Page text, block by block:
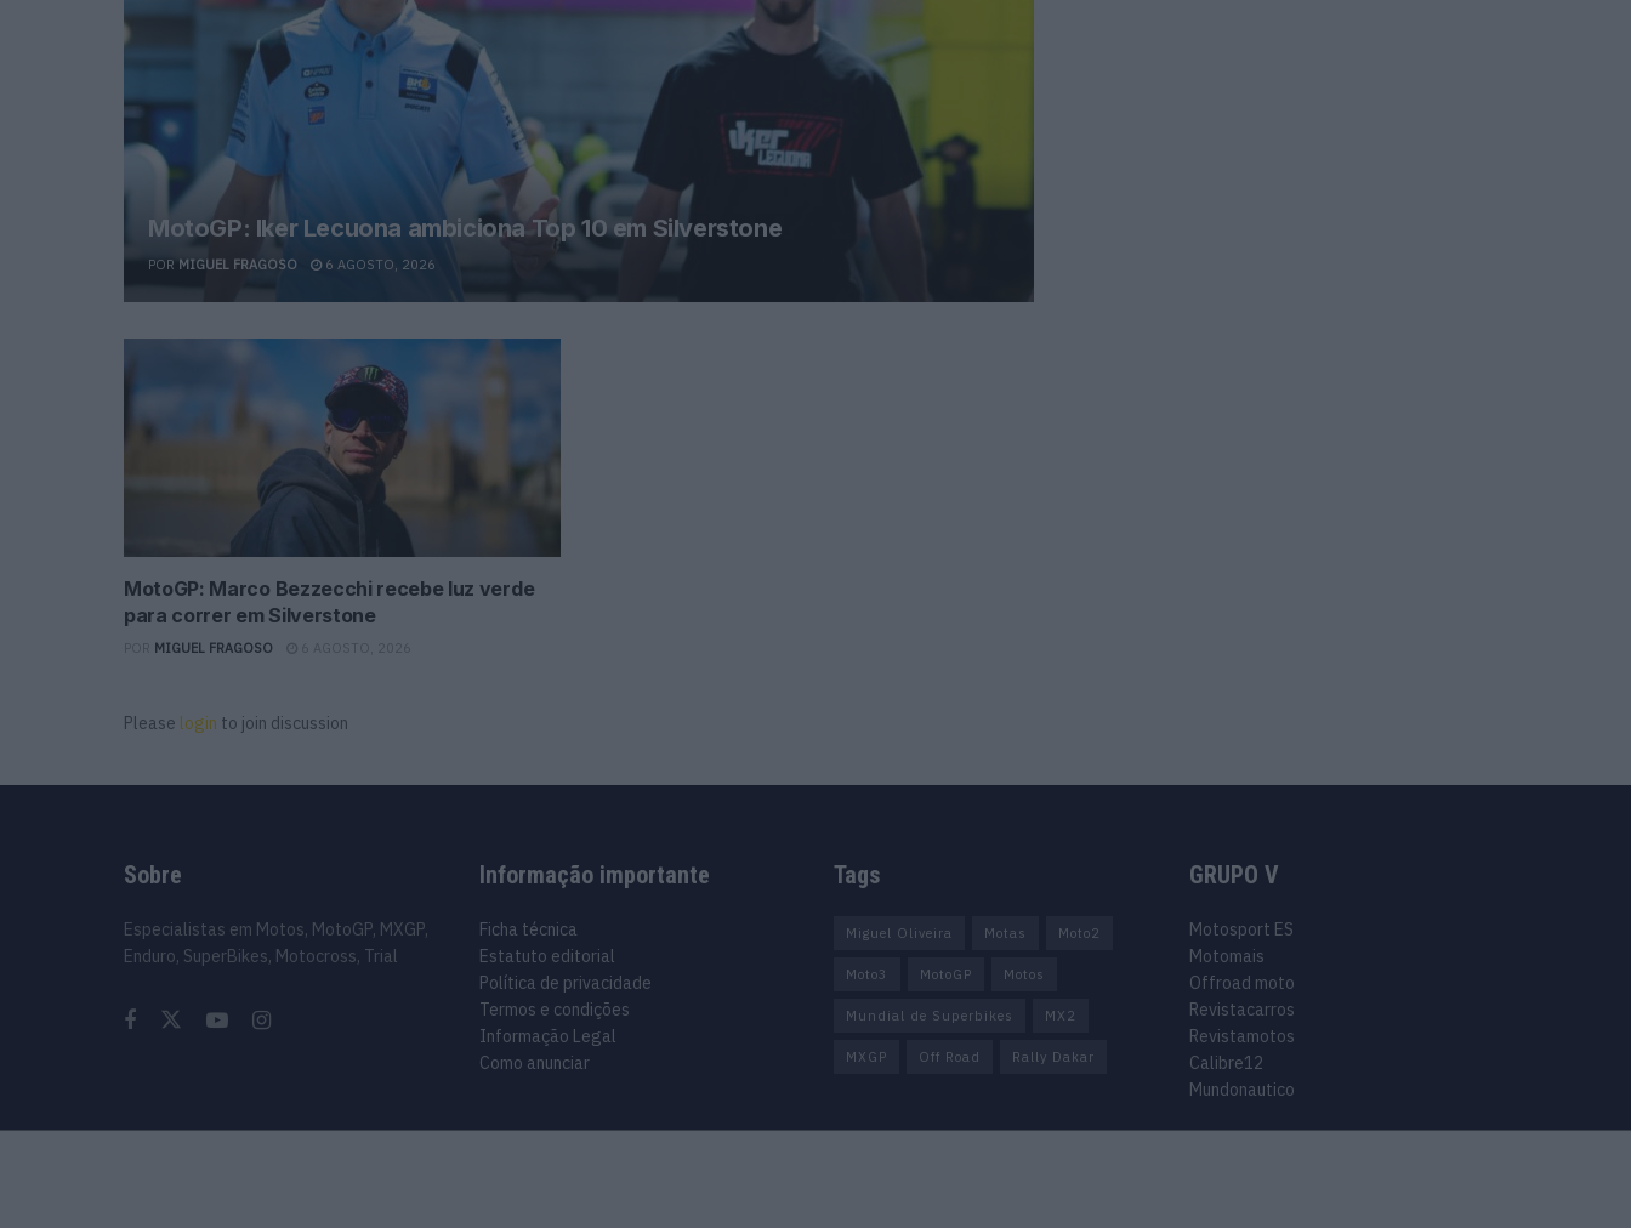
MotoGP: Iker Lecuona ambiciona Top 10 em Silverstone
POR MIGUEL FRAGOSO 6 AGOSTO, 2026
MotoGP: Marco Bezzecchi recebe luz verde
para correr em Silverstone
MIGUEL FRAGOSO 6 AGOSTO, 2026
Please login to join discussion
Sobre
Especialistas em Motos, MotoGP, MXGP,
Enduro, SuperBikes, Motocross, Trial
Informação importante
Ficha técnica
Estatuto editorial
Política de privacidade
Termos e condições
Informação Legal
Como anunciar
Tags
Miguel Oliveira Motas Moto2
Moto3 MotoGP Motos
Mundial de Superbikes MX2
MXGP Off Road Rally Dakar
GRUPO V
Motosport ES
Motomais
Offroad moto
Revistacarros
Revistamotos
Calibre12
Mundonautico